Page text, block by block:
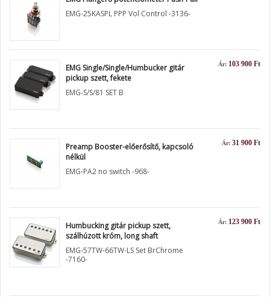
EMG-25KASPL PPP Vol Control -3136-
Ár: 103 900 Ft
EMG Single/Single/Humbucker gitár
pickup szett, fekete
EMG-S/S/81 SET B
Ár: 31 900 Ft
Preamp Booster-előerősítő, kapcsoló
nélkül
EMG-PA2 no switch -968-
Ár: 123 900 Ft
Humbucking gitár pickup szett,
szálhúzott króm, long shaft
EMG-57TW-66TW-LS Set BrChrome
-7160-